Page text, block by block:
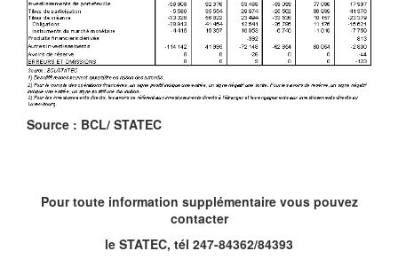
Source : BCL/ STATEC
Pour toute information supplémentaire vous pouvez
contacter
le STATEC, tél 247-84362/84393